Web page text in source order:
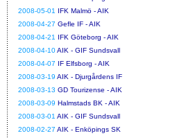
2008-05-01
IFK Malmö - AIK
2008-04-27 Gefle IF - AIK
2008-04-21
IFK Göteborg - AIK
2008-04-10AIK - GIF Sundsvall
2008-04-07
IF Elfsborg - AIK
2008-03-19 AIK - Djurgårdens IF
2008-03-13 GD Tourizense - AIK
2008-03-09 Halmstads BK - AIK
2008-03-01 AIK - GIF Sundsvall
2008-02-27 AIK - Enköpings SK